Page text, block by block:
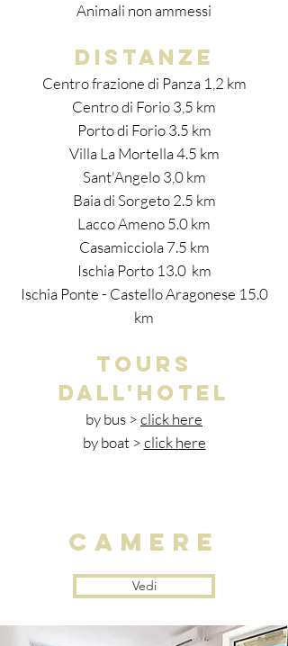
Animali non ammessi
distanze
Centro frazione di Panza 1,2 km
Centro di Forio 3,5 km
Porto di Forio 3.5 km
Villa La Mortella 4.5 km
Sant'Angelo 3,0 km
Baia di Sorgeto 2.5 km
Lacco Ameno 5.0 km
Casamicciola 7.5 km
Ischia Porto 13.0 km
Ischia Ponte - Castello Aragonese 15.0
km
tours
dall'hotel
by bus >click here
by boat >click here
camere
Vedi